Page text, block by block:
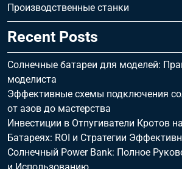
Производственные станки
Recent Posts
Солнечные батареи для моделей:
моделиста
Эффективные схемы подключения
от азов до мастерства
Инвестиции в Отпугиватели Кротов
Батареях: ROI и Стратегии
Солнечный Power Bank: Полное
и Использованию